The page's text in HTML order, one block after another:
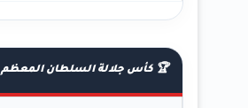
🏆 كأس جلالة السلطان المعظم